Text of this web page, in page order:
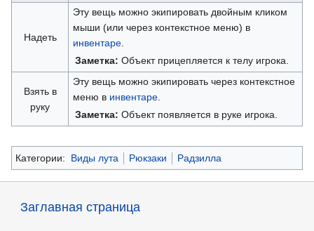
Надеть
Эту вещь можно экипировать двойным кликом
мыши (или через контекстное меню) в
инвентаре.
Заметка: Объект прицепляется к телу игрока.
Взять в
руку
Эту вещь можно экипировать через контекстное
меню в инвентаре.
Заметка: Объект появляется в руке игрока.
Категории: Виды лута Рюкзаки Радзилла
Заглавная страница